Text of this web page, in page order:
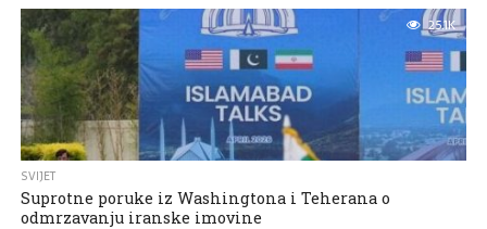
25.1K
SVIJET
Suprotne poruke iz Washingtona i Teherana o
odmrzavanju iranske imovine